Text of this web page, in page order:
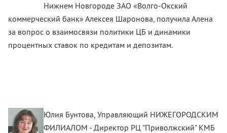
Нижнем Новгороде ЗАО «Волго-Окский
коммерческий банк» Алексея Шаронова, получила Алена
за вопрос о взаимосвязи политики ЦБ и динамики
процентных ставок по кредитам и депозитам.
Юлия Бунтова, Управляющий НИЖЕГОРОДСКИМ
ФИЛИАЛОМ - Директор РЦ "Приволжский" КМБ